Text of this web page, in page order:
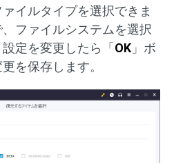
イルタイプを選択できま
ファイルシステムを選択
定を変更したら「 OK 」ボ
を保存します。